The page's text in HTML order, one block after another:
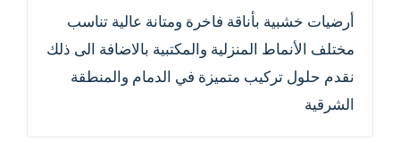
أرضيات خشبية بأناقة فاخرة ومتانة عالية تناسب
مختلف الأنماط المنزلية والمكتبية بالاضافة الى ذلك
نقدم حلول تركيب متميزة في الدمام والمنطقة
الشرقية